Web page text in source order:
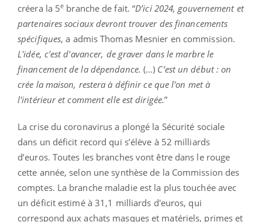
créera la 5e branche de fait. “D’ici 2024, gouvernement et
partenaires sociaux devront trouver des financements
spécifiques, a admis Thomas Mesnier en commission.
L'idée, c'est d'avancer, de graver dans le marbre le
financement de la dépendance.(…) C’est un début : on
crée la maison, restera à définir ce que l'on met à
l'intérieur et comment elle est dirigée.”
La crise du coronavirus a plongé la Sécurité sociale
dans un déficit record qui s’élève à 52 milliards
d’euros. Toutes les branches vont être dans le rouge
cette année, selon une synthèse de la Commission des
comptes. La branche maladie est la plus touchée avec
un déficit estimé à 31,1 milliards d'euros, qui
correspond aux achats masques et matériels, primes et